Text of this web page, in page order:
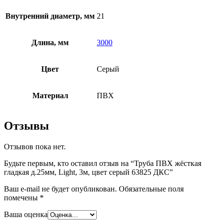
Внутренний диаметр, мм 21
Длина, мм 3000
Цвет Серый
Материал ПВХ
Отзывы
Отзывов пока нет.
Будьте первым, кто оставил отзыв на “Труба ПВХ жёсткая
гладкая д.25мм, Light, 3м, цвет серый 63825 ДКС”
Ваш e-mail не будет опубликован. Обязательные поля
помечены *
Ваша оценка